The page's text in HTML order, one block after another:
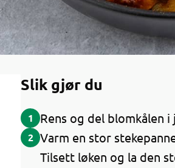
Slik gjør du
1 Rens og del blomkålen
2 Varm en stor
Tilsett løken og la den